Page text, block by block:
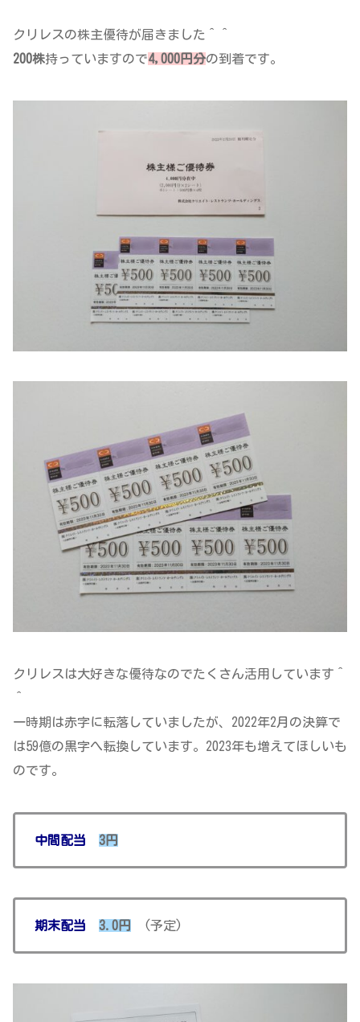
クリレスの株主優待が届きました＾＾
200株持っていますので4,000円分の到着です。
クリレスは大好きな優待なのでたくさん活用しています＾
一時期は赤字に転落していましたが、2022年2月の決算で
は59億の黒字へ転換しています。2023年も増えてほしいも
のです。
中間配当 3円
期末配当 3.0円 (予定)